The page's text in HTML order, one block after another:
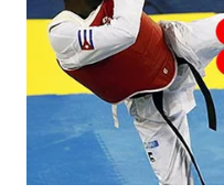
TINGGI
WN
PAKPAK
KARAWANG